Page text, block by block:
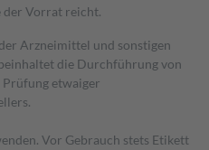
der Vorrat reicht.
Arzneimittel und sonstigen
die Durchführung von
etwaiger
Vor Gebrauch stets Etikett